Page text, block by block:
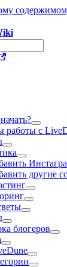
работы с
другие
блогеров